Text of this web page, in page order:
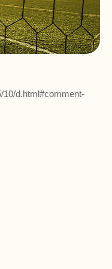
10/d.html#comment-